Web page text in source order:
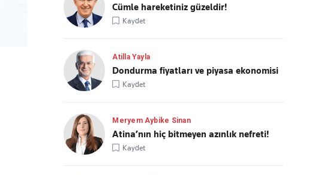
Cümle hareketiniz güzeldir!
Kaydet
Atilla Yayla
Dondurma fiyatları ve piyasa ekonomisi
Kaydet
Meryem Aybike Sinan
Atina’nın hiç bitmeyen azınlık nefreti!
Kaydet